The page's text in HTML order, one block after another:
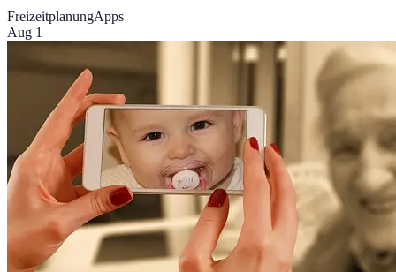
FreizeitplanungApps
Aug 1